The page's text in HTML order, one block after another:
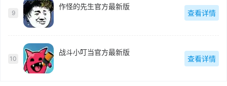
9
作怪的先生官方最新版
查看详情
10
战斗小叮当官方最新版
查看详情